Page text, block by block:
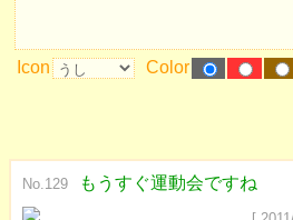
Icon Color
No.129 もうすぐ運動会ですね